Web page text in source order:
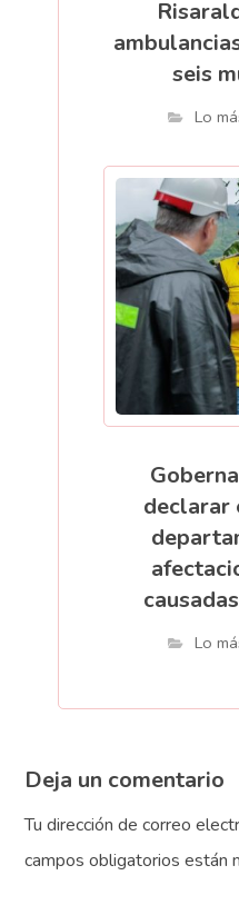
seis
Lo
declarar
Lo
Deja un comentario
Tu dirección de correo
campos obligatorios están